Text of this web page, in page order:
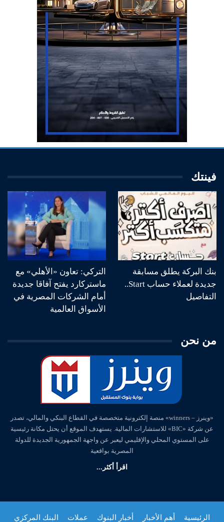
فينتك
بنك البركة يطلق مسابقة
جديدة لعملاء حساب Start..
التفاصيل
التركي: تعاون «الأهلي» مع
ماستركارد يفتح آفاقا جديدة
أمام الشركات المصرية في
الأسواق العالمية
من نحن
«وينرز – winners» منصة إلكترونية متخصصة في القطاع البنكي والمالي، تصدر
عن شركة «BIC» للاستشارات المالية. يستهدف الموقع أن يحتل مكانة رئيسية
على المستوي المحلي والإقليمي ليعبر عن واجهة الجمهورية الجديدة للدولة
المصرية بواقعية
اقرأ أكثر...
الرئيسية أهم الأخبار أخبار البنوك عملات البنك المركزي